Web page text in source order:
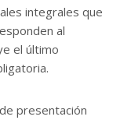
integrales que
al
el último
presentación